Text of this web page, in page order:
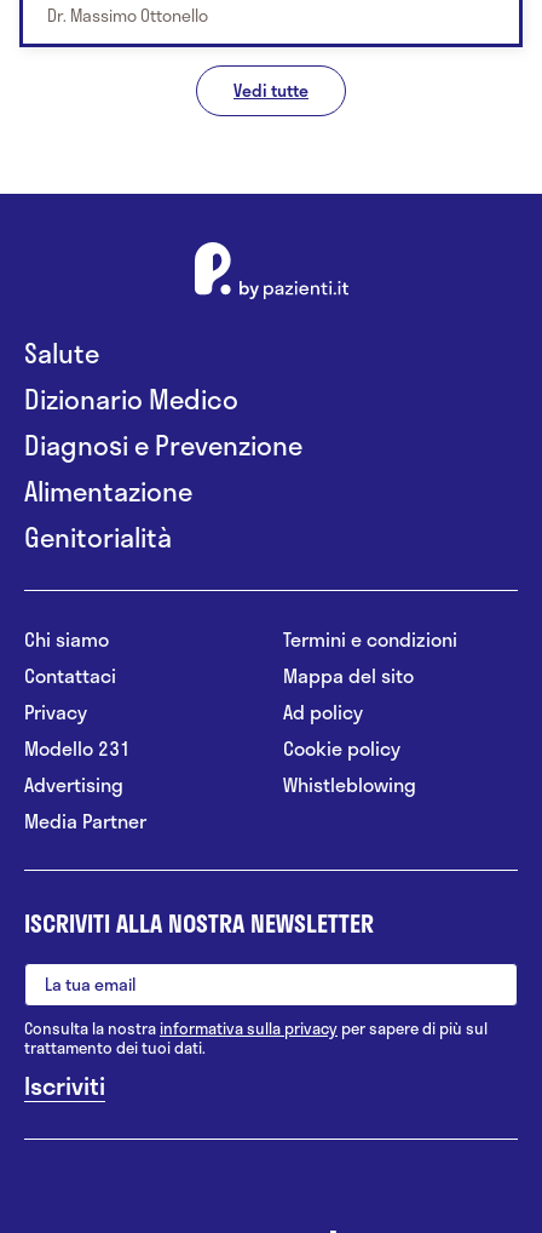
Dr. Massimo Ottonello
Vedi tutte
Salute
Dizionario Medico
Diagnosi e Prevenzione
Alimentazione
Genitorialità
Chi siamo
Contattaci
Privacy
Modello 231
Advertising
Media Partner
Termini e condizioni
Mappa del sito
Ad policy
Cookie policy
Whistleblowing
ISCRIVITI ALLA NOSTRA NEWSLETTER
Consulta la nostrainformativa sulla privacy per sapere di più sul
trattamento dei tuoi dati.